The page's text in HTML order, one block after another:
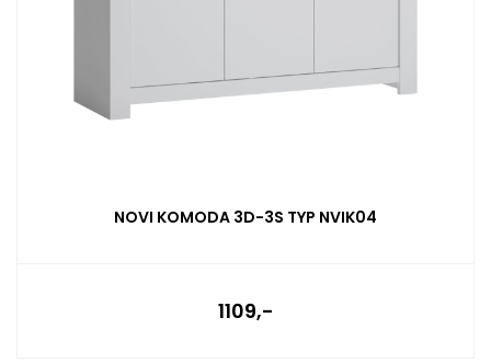
NOVI KOMODA 3D-3S TYP NVIK04
1109,-